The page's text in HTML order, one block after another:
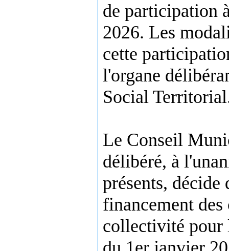
de participation
2026. Les
cette
l'organe
Social
Le Conseil
délibéré, à
présents, décide
financement des
collectivité pour